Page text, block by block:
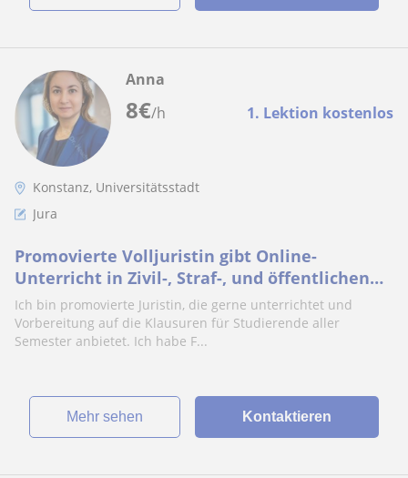
8€/h 1. Lektion kostenlos
Anna
Konstanz, Universitätsstadt
Jura
Promovierte Volljuristin gibt Online-
Unterricht in Zivil-, Straf-, und öffentlichen
Recht für Studierende aller Semester
Ich bin promovierte Juristin, die gerne unterrichtet und
Vorbereitung auf die Klausuren für Studierende aller
Semester anbietet. Ich habe F...
Mehr sehen Kontaktieren